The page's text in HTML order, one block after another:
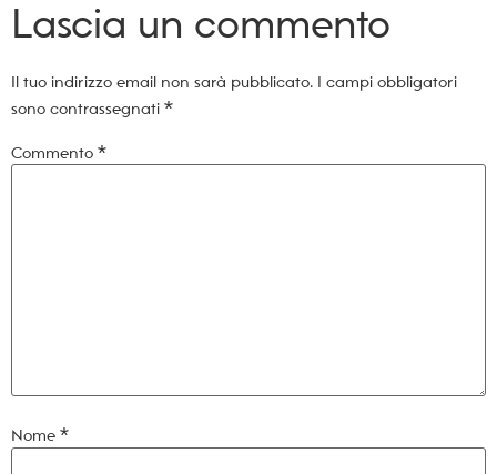
Lascia un commento
Il tuo indirizzo email non sarà pubblicato. I campi obbligatori
sono contrassegnati *
Commento *
Nome *